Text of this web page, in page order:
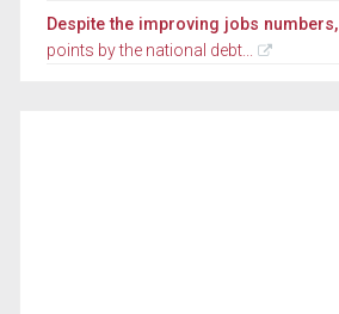
Despite the improving jobs numbers,
points by the national debt...